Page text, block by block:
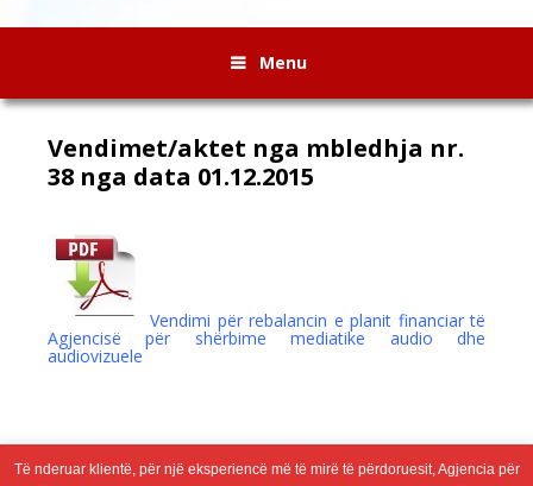
Menu
Vendimet/aktet nga mbledhja nr.
38 nga data 01.12.2015
Vendimi për rebalancin e planit financiar të
Agjencisë për shërbime mediatike audio dhe
audiovizuele
Të nderuar klientë, për një eksperiencë më të mirë të përdoruesit, Agjencia për